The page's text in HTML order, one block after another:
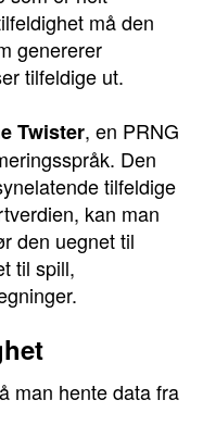
må den
genererer
tilfeldige ut.
Twister, en PRNG
Den
tilfeldige
kan man
den uegnet til
til spill,
man hente data fra